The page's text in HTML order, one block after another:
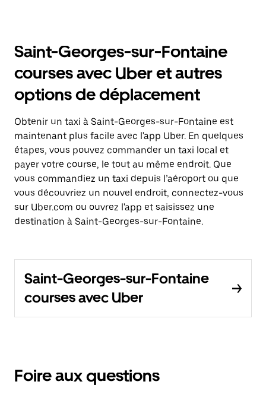
Saint-Georges-sur-Fontaine
courses avec Uber et autres
options de déplacement
Obtenir un taxi à Saint-Georges-sur-Fontaine est
maintenant plus facile avec l'app Uber. En quelques
étapes, vous pouvez commander un taxi local et
payer votre course, le tout au même endroit. Que
vous commandiez un taxi depuis l’aéroport ou que
vous découvriez un nouvel endroit, connectez-vous
sur Uber.com ou ouvrez l'app et saisissez une
destination à Saint-Georges-sur-Fontaine.
Saint-Georges-sur-Fontaine
courses avec Uber
Foire aux questions